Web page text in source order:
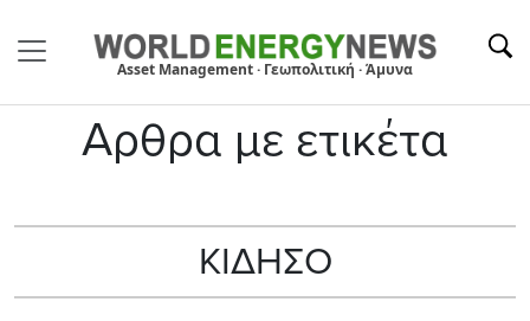
Asset Management · Γεωπολιτική · Άμυνα
Αρθρα με ετικέτα
ΚΙΔΗΣΟ